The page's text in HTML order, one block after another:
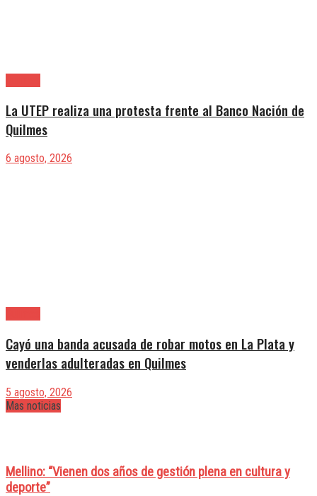
La UTEP realiza una protesta frente al Banco Nación de
Quilmes
6 agosto, 2026
Cayó una banda acusada de robar motos en La Plata y
venderlas adulteradas en Quilmes
5 agosto, 2026
Mas noticias
Mellino: “Vienen dos años de gestión plena en cultura y
deporte”